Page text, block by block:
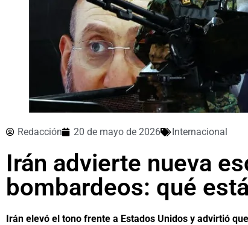
Redacción 20 de mayo de 2026 Internacional
Irán advierte nueva
bombardeos: qué
Irán elevó el tono frente a Estados Unidos y advirtió